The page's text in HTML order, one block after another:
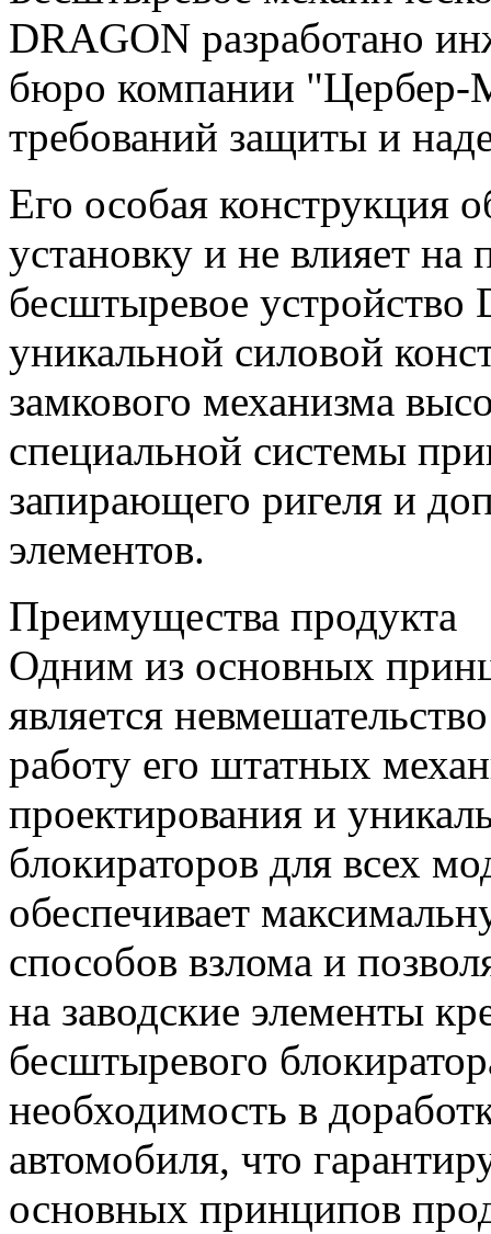
DRAGON разработано
бюро компании "Цербер-
требований защиты и
Его особая конструкция
установку и не влияет на
бесштыревое устройство
уникальной силовой
замкового механизма
специальной системы
запирающего ригеля и
элементов.
Преимущества продукта
Одним из основных
является
работу его штатных
проектирования и
блокираторов для всех
обеспечивает
способов взлома и
на заводские элементы
бесштыревого
необходимость в
автомобиля, что
основных принципов